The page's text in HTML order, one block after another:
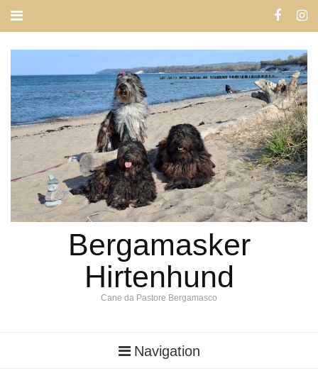
Bergamasker
Hirtenhund
Cane da Pastore Bergamasco
Navigation